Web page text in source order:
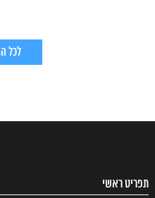
לכל
תפריט ראשי